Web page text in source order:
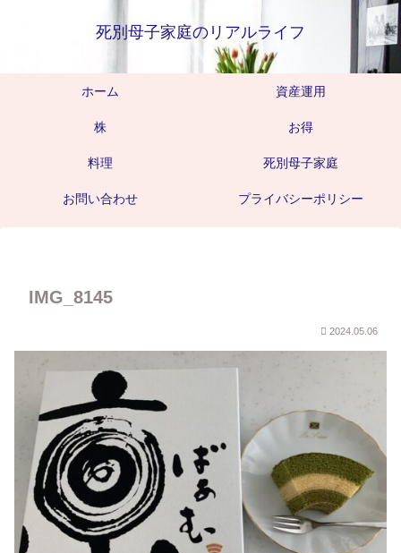
死別母子家庭のリアルライフ
ホーム 資産運用
株 お得
料理 死別母子家庭
お問い合わせ プライバシーポリシー
IMG_8145
2024.05.06